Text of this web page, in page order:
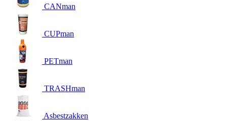
CANman
CUPman
PETman
TRASHman
Asbestzakken